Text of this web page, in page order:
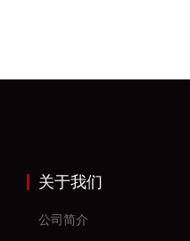
关于我们
公司简介